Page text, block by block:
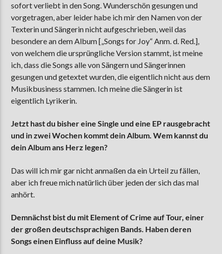
sofort verliebt in den Song. Wunderschön gesungen und
vorgetragen, aber leider habe ich mir den Namen von der
Texterin und Sängerin nicht aufgeschrieben, weil das
besondere an dem Album [„Songs for Joy“ Anm. d. Red.],
von welchem die ursprüngliche Version stammt, ist meine
ich, dass die Songs alle von Sängern und Sängerinnen
gesungen und getextet wurden, die eigentlich nicht aus dem
Musikbusiness stammen. Ich meine die Sängerin ist
eigentlich Lyrikerin.
Jetzt hast du bisher eine Single und eine EP rausgebracht
und in zwei Wochen kommt dein Album. Wem kannst du
dein Album ans Herz legen?
Das will ich mir gar nicht anmaßen da ein Urteil zu fällen,
aber ich freue mich natürlich über jeden der sich das mal
anhört.
Demnächst bist du mit Element of Crime auf Tour, einer
der großen deutschsprachigen Bands. Haben deren
Songs einen Einfluss auf deine Musik?